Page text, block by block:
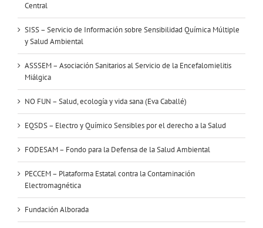
Central
SISS – Servicio de Información sobre Sensibilidad Química Múltiple
y Salud Ambiental
ASSSEM – Asociación Sanitarios al Servicio de la Encefalomielitis
Miálgica
NO FUN – Salud, ecología y vida sana (Eva Caballé)
EQSDS – Electro y Químico Sensibles por el derecho a la Salud
FODESAM – Fondo para la Defensa de la Salud Ambiental
PECCEM – Plataforma Estatal contra la Contaminación
Electromagnética
Fundación Alborada